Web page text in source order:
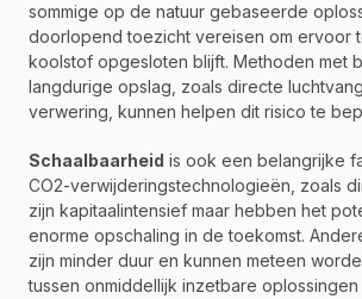
sommige op de natuur gebaseerde
doorlopend toezicht vereisen om ervoor
koolstof opgesloten blijft. Methoden met
langdurige opslag, zoals directe
verwering, kunnen helpen dit risico te
Schaalbaarheid is ook een belangrijke
CO2-verwijderingstechnologieën, zoals
zijn kapitaalintensief maar hebben het
enorme opschaling in de toekomst.
zijn minder duur en kunnen meteen
tussen onmiddellijk inzetbare